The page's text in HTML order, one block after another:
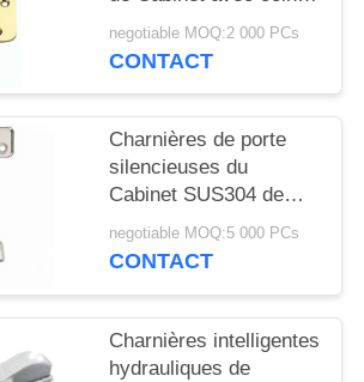
rond et roulement à
billes 3"/4" charnière
negotiable MOQ:2 000 PCs
CONTACT
Charnières de porte
silencieuses du
Cabinet SUS304 de
l'épaisseur 3.0mm BSN
negotiable MOQ:5 000 PCs
CONTACT
Charnières intelligentes
hydrauliques de